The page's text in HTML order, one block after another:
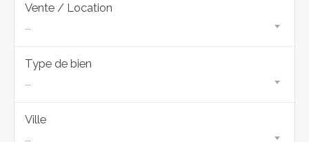
Vente / Location
...
Type de bien
...
Ville
...